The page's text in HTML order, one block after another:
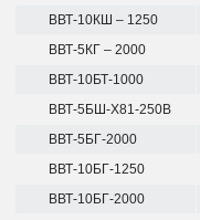
ВВТ-10КШ – 1250
ВВТ-5КГ – 2000
ВВТ-10БТ-1000
ВВТ-5БШ-Х81-250В
ВВТ-5БГ-2000
ВВТ-10БГ-1250
ВВТ-10БГ-2000